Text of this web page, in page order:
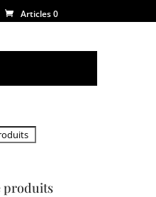
Articles 0
produits